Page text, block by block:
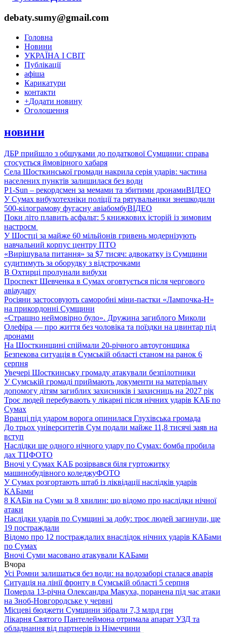
debaty.sumy@gmail.com
Головна
Новини
УКРАЇНА І СВІТ
Публікації
афіша
Карикатури
контакти
+Додати новину
Оголошення
новини
ДБР прийшло з обшуками до податкової Сумщини: справа
стосується ймовірного хабаря
Села Шосткинської громади накрила серія ударів: частина
населених пунктів залишилася без води
P1-Sun – рекордсмен за мемами та збитими дронамиВІДЕО
У Сумах вибухотехніки поліції та рятувальники знешкодили
500-кілограмову фугасну авіабомбуВІДЕО
Поки літо плавить асфальт: 5 книжкових історій із зимовим
настроєм
У Шостці за майже 60 мільйонів гривень модернізують
навчальний корпус центру ПТО
«Вирішувала питання» за $7 тисяч: адвокатку із Сумщини
судитимуть за оборудку з відстрочками
В Охтирці пролунали вибухи
Проспект Шевченка в Сумах оговтується після чергового
авіаудару
Росіяни застосовують саморобні міни-пастки «Лампочка-Н»
на прикордонні Сумщини
«Страшно неймовірно було». Дружина загиблого Миколи
Олефіра — про життя без чоловіка та поїздки на цвинтар під
дронами
На Шосткинщині спіймали 20-річного автоугонщика
Безпекова ситуація в Сумській області станом на ранок 6
серпня
Увечері Шосткинську громаду атакували безпілотники
У Сумській громаді приймають документи на матеріальну
допомогу дітям загиблих захисників і захисниць на 2027 рік
Троє людей перебувають у лікарні після нічних ударів КАБ по
Сумах
Вранці під ударом ворога опинилася Глухівська громада
До трьох університетів Сум подали майже 11,8 тисячі заяв на
вступ
Наслідки ще одного нічного удару по Сумах: бомба пробила
дах ТЦФОТО
Вночі у Сумах КАБ розірвався біля гуртожитку
машинобудівного коледжуФОТО
У Сумах розгортають штаб із ліквідації наслідків ударів
КАБами
8 КАБів на Суми за 8 хвилин: що відомо про наслідки нічної
атаки
Наслідки ударів по Сумщині за добу: троє людей загинули, ще
19 постраждали
Відомо про 12 постраждалих внаслідок нічних ударів КАБами
по Сумах
Вночі Суми масовано атакували КАБами
Вчора
Усі Ромни залишаться без води: на водозаборі сталася аварія
Ситуація на лінії фронту в Сумській області 5 серпня
Померла 13-річна Олександра Макуха, поранена під час атаки
на Зноб-Новгородське у червні
Місцеві бюджети Сумщини зібрали 7,3 млрд грн
Лікарня Святого Пантелеймона отримала апарат УЗД та
обладнання від партнерів із Німеччини